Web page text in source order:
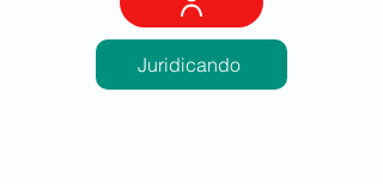
Juridicando